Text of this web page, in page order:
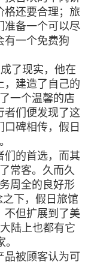
格还要合理；旅
准备一个可以尽
有一个免费狗
了现实，他在
，建造了自己的
一个温馨的店
者们便发现了这
碑相传，假日
的首选，而其
常客。久而久
周全的良好形
下，假日旅馆
不但扩展到了美
陆上也都有它
被顾客认为可